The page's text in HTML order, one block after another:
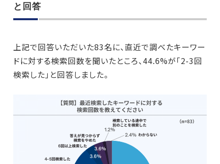
と回答
上記で回答いただいた83名に、直近で調べたキーワー
ドに対する検索回数を聞いたところ、44.6%が「2-3回
検索した」と回答しました。